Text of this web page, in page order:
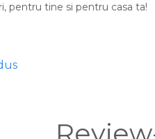
pentru tine si pentru casa ta!